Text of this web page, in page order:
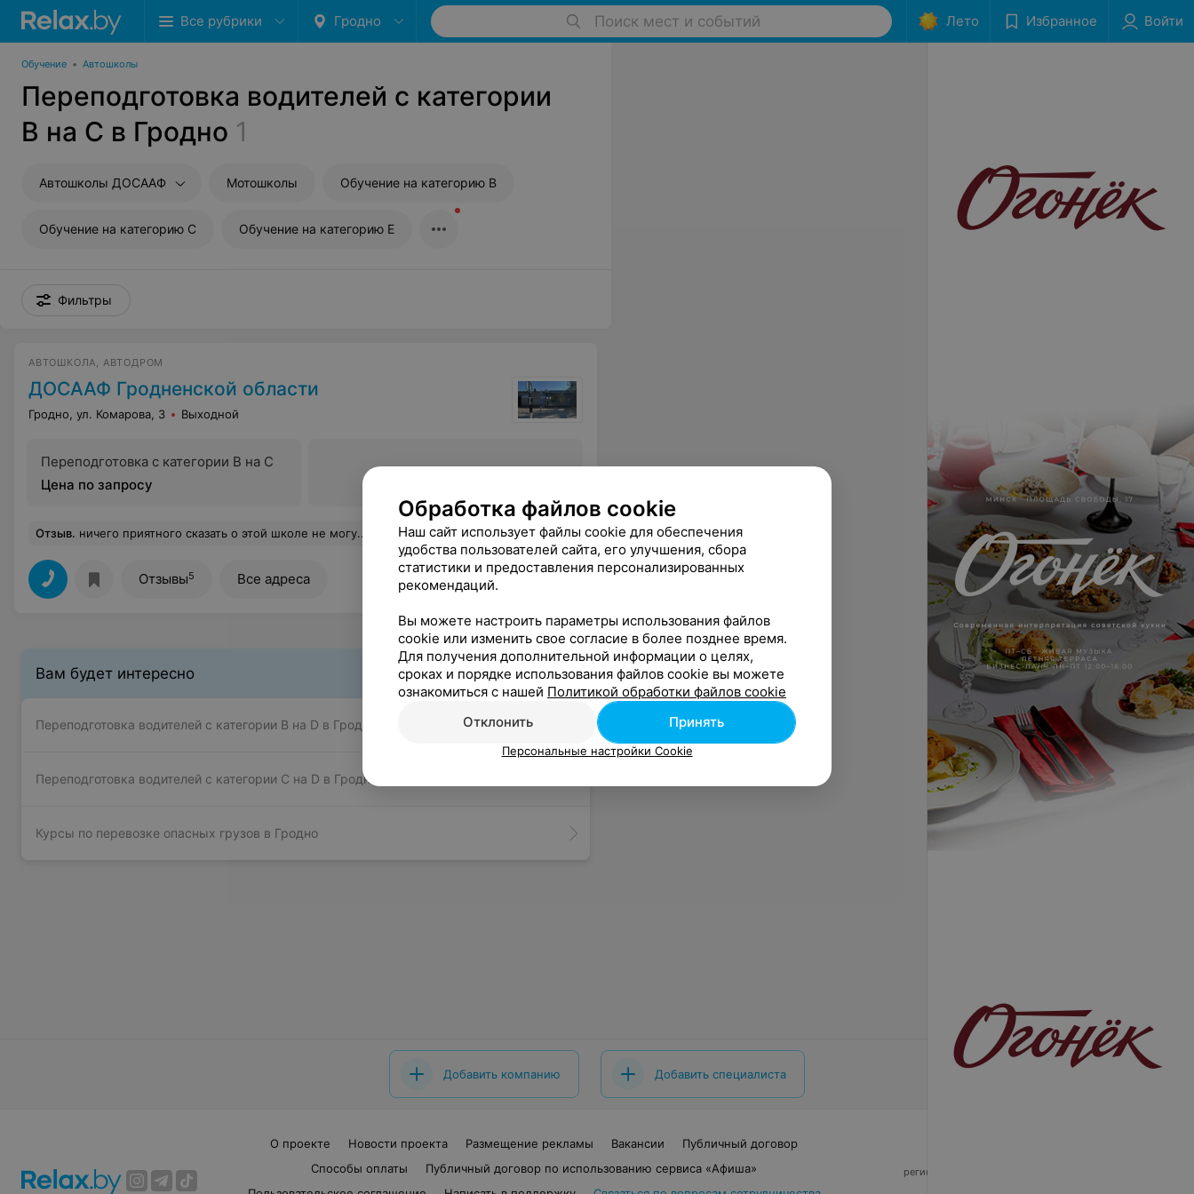
Все рубрики Гродно Поиск мест и событий Лето Избранное Войти
Обучение • Автошколы
Переподготовка водителей с категории
В на С в Гродно 1
Автошколы ДОСААФ Мотошколы Обучение на категорию B
Обучение на категорию C Обучение на категорию E
Фильтры
АВТОШКОЛА, АВТОДРОМ
ДОСААФ Гродненской области
Гродно, ул. Комарова, 3 Выходной
Переподготовка с категории В на С
Цена по запросу
Все цены
Отзыв. ничего приятного сказать о этой школе не могу.... недобросовестное отношение к работе инструкторов по вождению... на многие вещи которые происходят в школе начальство закрывает глаза... и для того чтоб выписать машину в ГАИ самые большие цены.. Еще
Отзывы5 Все адреса
Вам будет интересно
Переподготовка водителей с категории В на D в Гродно
Переподготовка водителей с категории C на D в Гродно
Курсы по перевозке опасных грузов в Гродно
Добавить компанию Добавить специалиста
О проекте Новости проекта Размещение рекламы Вакансии
Публичный договор
Способы оплаты
Публичный договор по использованию сервиса «Афиша»
регистрирующий орган - Минский горисполком
Обработка файлов cookie
Наш сайт использует файлы cookie для обеспечения
удобства пользователей сайта, его улучшения, сбора
статистики и предоставления персонализированных
рекомендаций.
Вы можете настроить параметры использования файлов
cookie или изменить свое согласие в более позднее время.
Для получения дополнительной информации о целях,
сроках и порядке использования файлов cookie вы можете
ознакомиться с нашей Политикой обработки файлов cookie
Отклонить
Принять
Персональные настройки Cookie